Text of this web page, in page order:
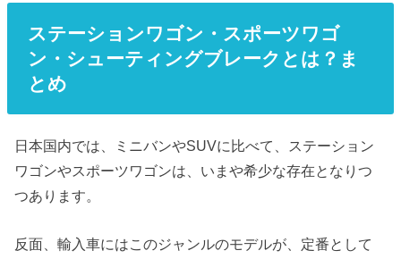
ステーションワゴン・スポーツワゴ
ン・シューティングブレークとは？ま
とめ
日本国内では、ミニバンやSUVに比べて、ステーション
ワゴンやスポーツワゴンは、いまや希少な存在となりつ
つあります。
反面、輸入車にはこのジャンルのモデルが、定番として